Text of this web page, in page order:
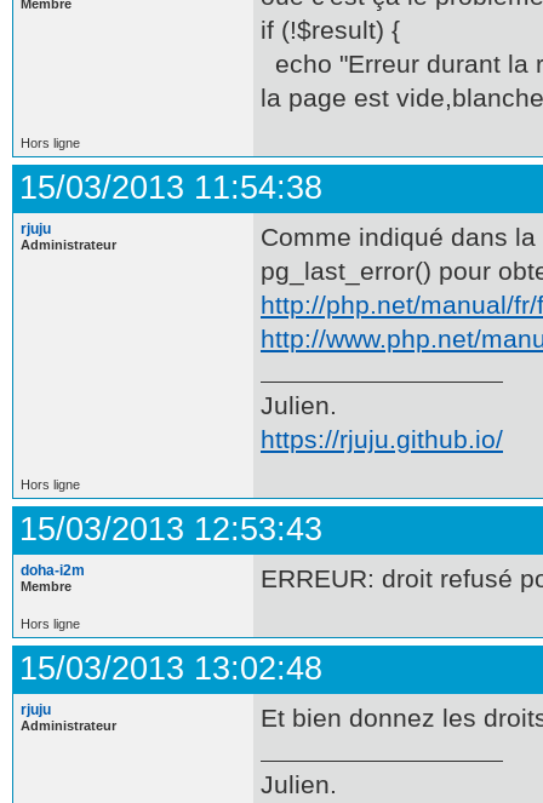
Membre
if (!$result) {
echo "Erreur durant la
la page est
Hors ligne
15/03/2013 11:54:38
rjuju
Administrateur
Comme indiqué dans
pg_last_error() pour
http://php.net/manual/
http://www.php.net/
Julien.
https://rjuju.github.io/
Hors ligne
15/03/2013 12:53:43
doha-i2m
Membre ERREUR: droit refusé
Hors ligne
15/03/2013 13:02:48
rjuju
Administrateur Et bien donnez les
Julien.